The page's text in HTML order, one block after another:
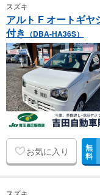
スズキ
アルト F オートギヤ
付き （DBA-HA36S）
お気に入り 無
料
スズキ